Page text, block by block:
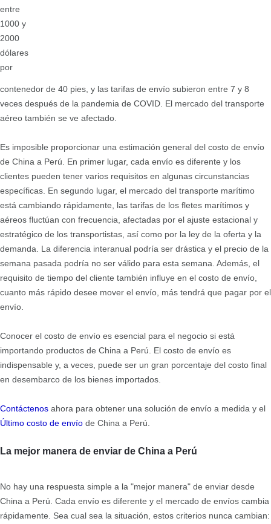
entre
1000 y
2000
dólares
por
contenedor de 40 pies, y las tarifas de envío subieron entre 7 y 8
veces después de la pandemia de COVID. El mercado del transporte
aéreo también se ve afectado.
Es imposible proporcionar una estimación general del costo de envío
de China a Perú. En primer lugar, cada envío es diferente y los
clientes pueden tener varios requisitos en algunas circunstancias
específicas. En segundo lugar, el mercado del transporte marítimo
está cambiando rápidamente, las tarifas de los fletes marítimos y
aéreos fluctúan con frecuencia, afectadas por el ajuste estacional y
estratégico de los transportistas, así como por la ley de la oferta y la
demanda. La diferencia interanual podría ser drástica y el precio de la
semana pasada podría no ser válido para esta semana. Además, el
requisito de tiempo del cliente también influye en el costo de envío,
cuanto más rápido desee mover el envío, más tendrá que pagar por el
envío.
Conocer el costo de envío es esencial para el negocio si está
importando productos de China a Perú. El costo de envío es
indispensable y, a veces, puede ser un gran porcentaje del costo final
en desembarco de los bienes importados.
Contáctenos ahora para obtener una solución de envío a medida y el
Último costo de envío de China a Perú.
La mejor manera de enviar de China a Perú
No hay una respuesta simple a la "mejor manera" de enviar desde
China a Perú. Cada envío es diferente y el mercado de envíos cambia
rápidamente. Sea cual sea la situación, estos criterios nunca cambian: